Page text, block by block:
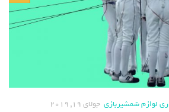
لوازم شمشیربازی جولای 19, 2019